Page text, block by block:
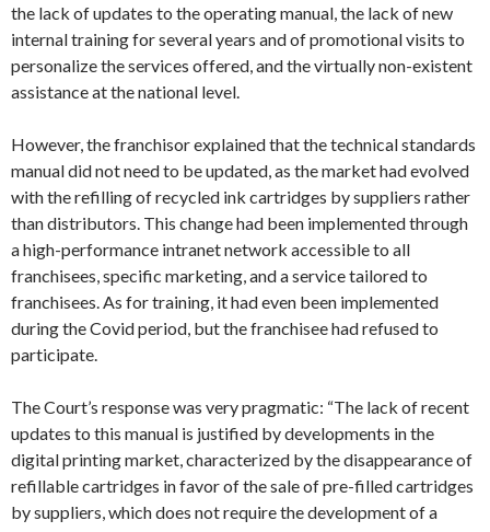
the lack of updates to the operating manual, the lack of new
internal training for several years and of promotional visits to
personalize the services offered, and the virtually non-existent
assistance at the national level.
However, the franchisor explained that the technical standards
manual did not need to be updated, as the market had evolved
with the refilling of recycled ink cartridges by suppliers rather
than distributors. This change had been implemented through
a high-performance intranet network accessible to all
franchisees, specific marketing, and a service tailored to
franchisees. As for training, it had even been implemented
during the Covid period, but the franchisee had refused to
participate.
The Court’s response was very pragmatic: “The lack of recent
updates to this manual is justified by developments in the
digital printing market, characterized by the disappearance of
refillable cartridges in favor of the sale of pre-filled cartridges
by suppliers, which does not require the development of a